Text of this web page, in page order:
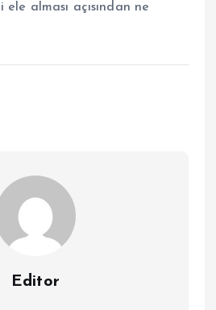
alması açısından ne
Editor